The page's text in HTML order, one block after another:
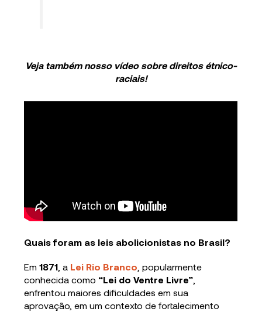
Veja também nosso vídeo sobre direitos étnico-
raciais!
Quais foram as leis abolicionistas no Brasil?
Em1871 , a Lei Rio Branco , popularmente
conhecida como “Lei do Ventre Livre”
enfrentou maiores dificuldades em sua
aprovação, em um contexto de fortalecimento